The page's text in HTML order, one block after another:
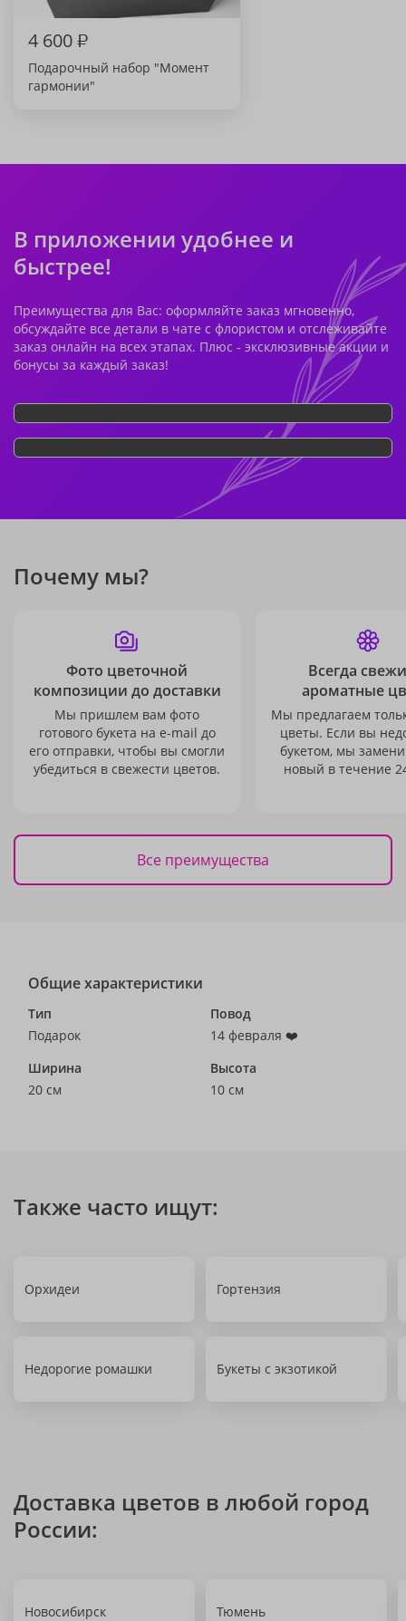
4 600₽
Подарочный набор "Момент
гармонии"
В приложении удобнее и
быстрее!
Преимущества для Вас: оформляйте заказ мгновенно,
обсуждайте все детали в чате с флористом и отслеживайте
заказ онлайн на всех этапах. Плюс - эксклюзивные акции и
бонусы за каждый заказ!
Почему мы?
Фото цветочной
композиции до доставки
Мы пришлем вам фото
готового букета на e-mail до
его отправки, чтобы вы смогли
убедиться в свежести цветов.
Всегда
ароматные
Мы предлагаем
цветы. Если вы
букетом, мы
новый в течение
Все преимущества
Общие характеристики
Тип
Подарок
Повод
14 февраля ❤️
Ширина
20 см
Высота
10 см
Также часто ищут:
Орхидеи Гортензия
Недорогие ромашки Букеты с экзотикой
Доставка цветов в любой город
России:
Новосибирск Тюмень